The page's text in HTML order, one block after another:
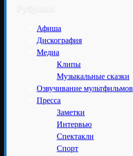
Рубрики
Афиша
Дискография
Медиа
Клипы
Музыкальные сказки
Озвучивание мультфильмов
Пресса
Заметки
Интервью
Спектакли
Спорт